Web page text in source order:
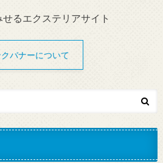
るエクステリアサイト
クバナーについて